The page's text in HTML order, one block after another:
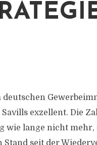
exzellent. Die
wie lange nicht mehr,
seit der